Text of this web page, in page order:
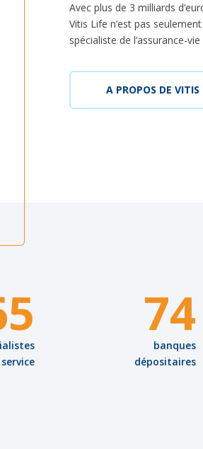
Avec plus de 3 milliards
Vitis Life n’est pas
spécialiste de l’assurance-
A PROPOS DE VITIS
74
banques
dépositaires